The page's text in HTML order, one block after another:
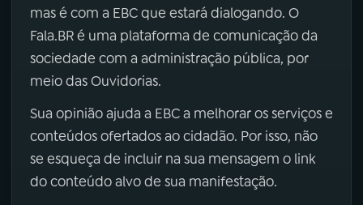
mas é com a EBC que estará dialogando. O
Fala.BR é uma plataforma de comunicação da
sociedade com a administração pública, por
meio das Ouvidorias.
Sua opinião ajuda a EBC a melhorar os serviços e
conteúdos ofertados ao cidadão. Por isso, não
se esqueça de incluir na sua mensagem o link
do conteúdo alvo de sua manifestação.